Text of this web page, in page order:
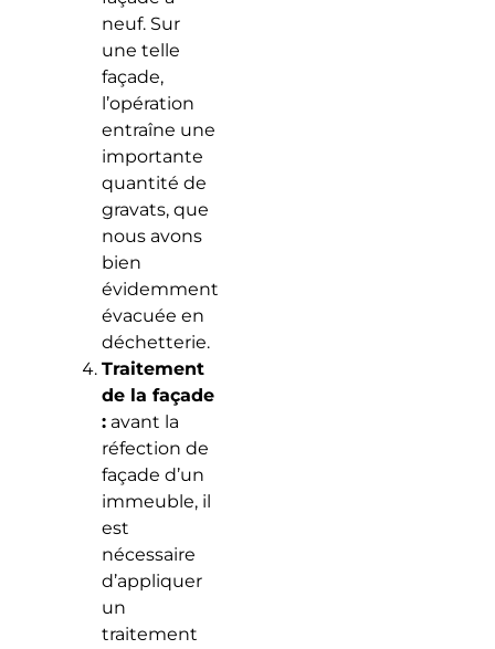
neuf. Sur
une telle
façade,
l’opération
entraîne une
importante
quantité de
gravats, que
nous avons
bien
évidemment
évacuée en
déchetterie.
Traitement
de la façade
:avant la
réfection de
façade d’un
immeuble, il
est
nécessaire
d’appliquer
un
traitement